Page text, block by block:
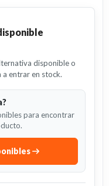
disponible o
entrar en stock.
para encontrar